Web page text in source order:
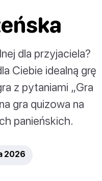
dla przyjaciela?
Ciebie idealną grę
z pytaniami „Gra
gra quizowa na
panieńskich.
2026